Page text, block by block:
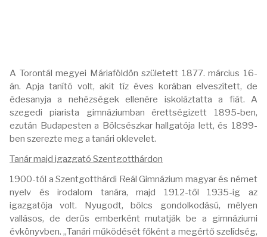
A Torontál megyei Máriaföldön született 1877. március 16-
án. Apja tanító volt, akit tíz éves korában elveszített, de
édesanyja a nehézségek ellenére iskoláztatta a fiát. A
szegedi piarista gimnáziumban érettségizett 1895-ben,
ezután Budapesten a Bölcsészkar hallgatója lett, és 1899-
ben szerezte meg a tanári oklevelet.
Tanár majd igazgató Szentgotthárdon
1900-tól a Szentgotthárdi Reál Gimnázium magyar és német
nyelv és irodalom tanára, majd 1912-től 1935-ig az
igazgatója volt. Nyugodt, bölcs gondolkodású, mélyen
vallásos, de derűs emberként mutatják be a gimnáziumi
évkönyvben. „Tanári működését főként a megértő szelídség,